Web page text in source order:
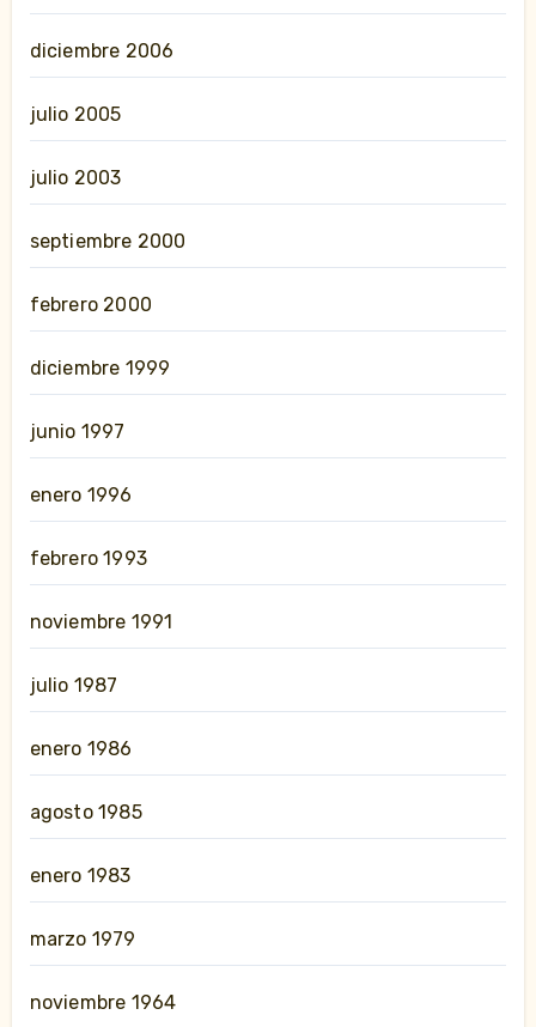
diciembre 2006
julio 2005
julio 2003
septiembre 2000
febrero 2000
diciembre 1999
junio 1997
enero 1996
febrero 1993
noviembre 1991
julio 1987
enero 1986
agosto 1985
enero 1983
marzo 1979
noviembre 1964